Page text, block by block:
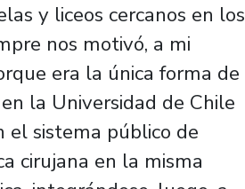
y liceos cercanos en los
nos motivó, a mi
era la única forma de
la Universidad de Chile
sistema público de
cirujana en la misma